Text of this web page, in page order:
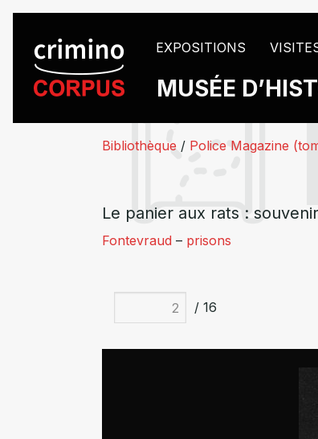
EXPOSITIONS
MUSÉE
Bibliothèque / Police Magazine
Le panier aux rats :
Fontevraud – prisons
/ 16
Panneau de gestion des cookies